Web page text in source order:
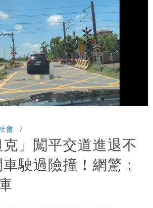
不停班
Loaded:
100.00%
會
克」闖平交道進退不
駛過險撞！網驚：